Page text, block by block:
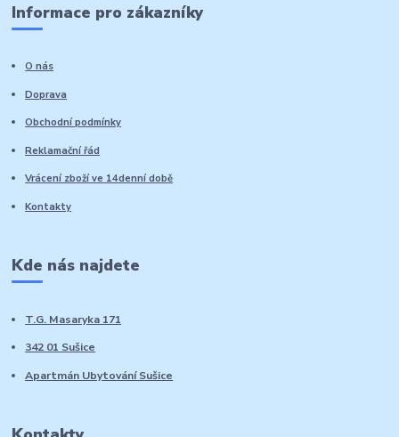
Informace pro zákazníky
O nás
Doprava
Obchodní podmínky
Reklamační řád
Vrácení zboží ve 14denní době
Kontakty
Kde nás najdete
T.G. Masaryka 171
342 01 Sušice
Apartmán Ubytování Sušice